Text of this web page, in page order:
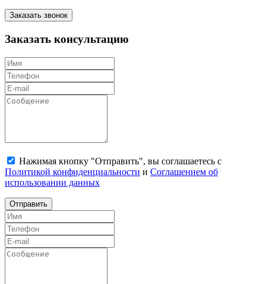
Заказать звонок
Заказать консультацию
Нажимая кнопку "Отправить", вы соглашаетесь с
Политикой конфиденциальности и Соглашением об
использовании данных
Отправить